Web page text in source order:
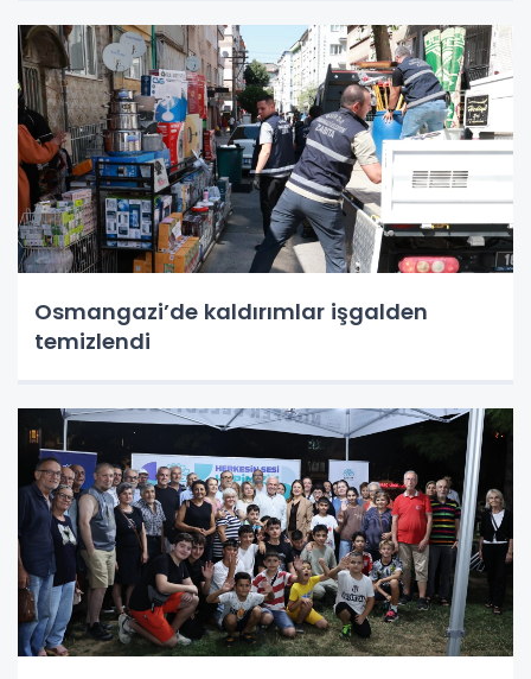
Osmangazi’de kaldırımlar işgalden
temizlendi